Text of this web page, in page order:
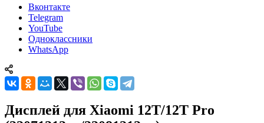
Вконтакте
Telegram
YouTube
Одноклассники
WhatsApp
Дисплей для Xiaomi 12T/12T Pro